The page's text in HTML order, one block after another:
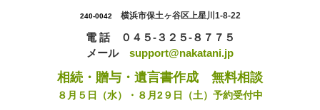
240-0042横浜市保土ヶ谷区上星川1-8-22
電 話 ０４５-３２５-８７７５
メール support@nakatani.jp
相続・贈与・遺言書作成 無料相談
８月５日（水）・８月2９日（土）予約受付中